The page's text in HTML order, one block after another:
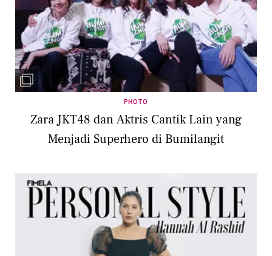
PHOTO
Zara JKT48 dan Aktris Cantik Lain yang
Menjadi Superhero di Bumilangit